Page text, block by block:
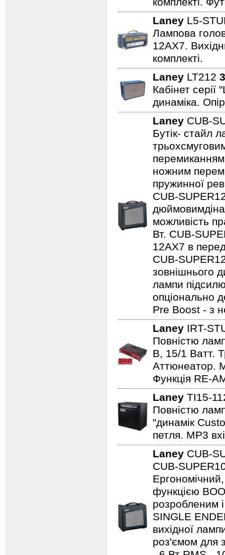
Laney L5-
Лампова
12AX7.
комплекті.
Laney LT212
Кабінет
динаміка.
Laney CUB-
Бутік- стайл
ножним
пружинної
CUB-
можливість
Вт. CUB-
12AX7 в
CUB-
зовнішнього
лампи
опціонально
Pre Boost - з
Laney IRT-
Повністю
B, 15/1 Ватт.
Аттюнеатор.
Функція RE-
Laney TI15-
Повністю
"динамік
петля. MP3
Laney CUB-
CUB-
функцією
розробленим
SINGLE
вихідної
роз'ємом для